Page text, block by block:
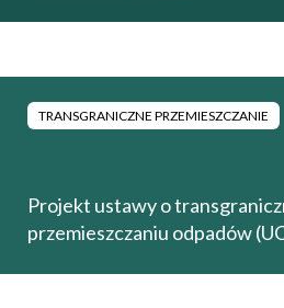
TRANSGRANICZNE PRZEMIESZCZANIE
Projekt ustawy o
przemieszczaniu odpadów